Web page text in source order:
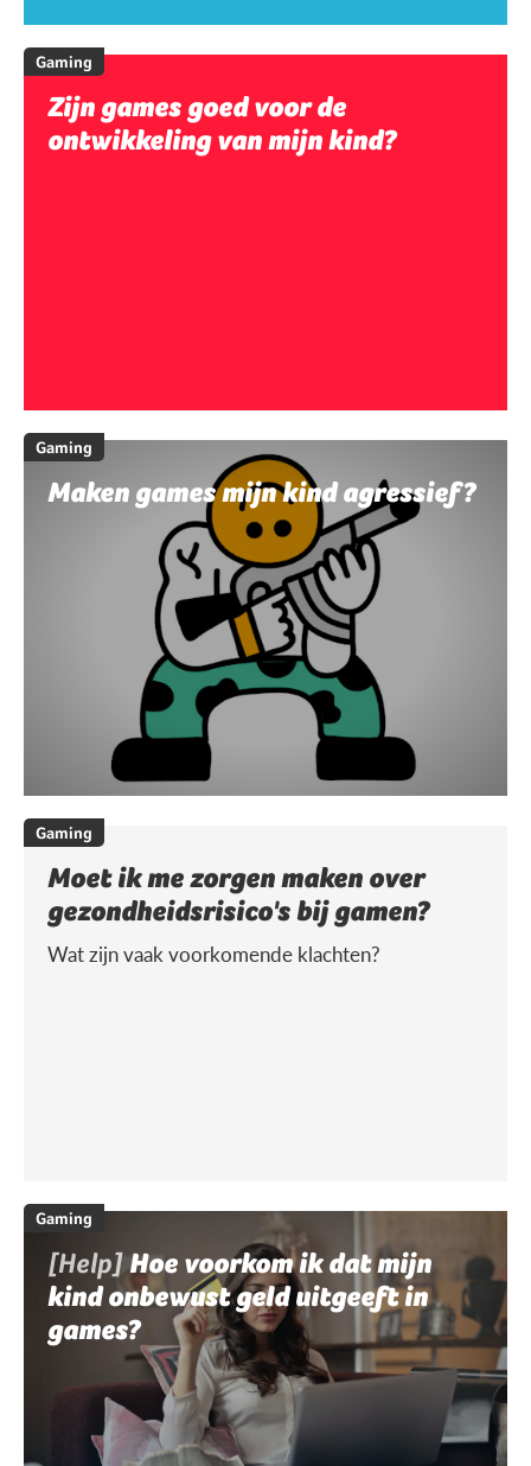
Gaming
Zijn games goed voor de
ontwikkeling van mijn kind?
Gaming
Maken games mijn kind agressief?
Gaming
Moet ik me zorgen maken over
gezondheidsrisico's bij gamen?
Wat zijn vaak voorkomende klachten?
Gaming
[Help]Hoe voorkom ik dat mijn
kind onbewust geld uitgeeft in
games?